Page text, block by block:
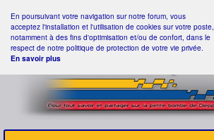
En poursuivant votre navigation sur notre forum, vous
acceptez l'installation et l'utilisation de cookies sur votre poste,
notamment à des fins d'optimisation et/ou de confort, dans le
respect de notre politique de protection de votre vie privée.
En savoir plus